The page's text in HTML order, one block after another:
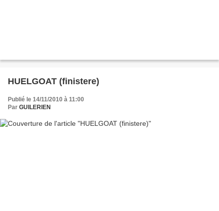
HUELGOAT (finistere)
Publié le 14/11/2010 à 11:00
Par GUILERIEN